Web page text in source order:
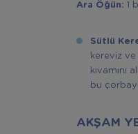
Ara Öğün: 1
Sütlü
kereviz ve
kıvamını
bu
AKŞAM